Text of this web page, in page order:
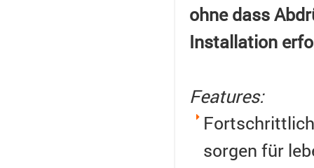
ohne dass
Installation
Features:
sorgen für